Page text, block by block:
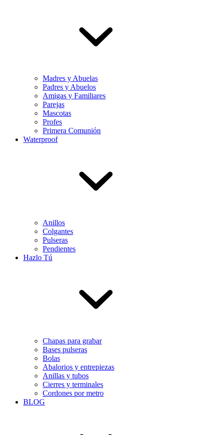
Madres y Abuelas
Padres y Abuelos
Amigas y Familiares
Parejas
Mascotas
Profes
Primera Comunión
Waterproof
Anillos
Colgantes
Pulseras
Pendientes
Hazlo Tú
Chapas para grabar
Bases pulseras
Bolas
Abalorios y entrepiezas
Anillas y tubos
Cierres y terminales
Cordones por metro
BLOG